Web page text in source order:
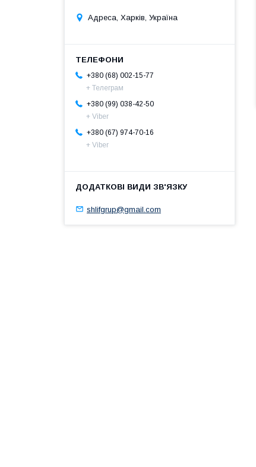
Адреса, Харків, Україна
+380 (68) 002-15-77
+ Телеграм
+380 (99) 038-42-50
+ Viber
+380 (67) 974-70-16
+ Viber
shlifgrup@gmail.com